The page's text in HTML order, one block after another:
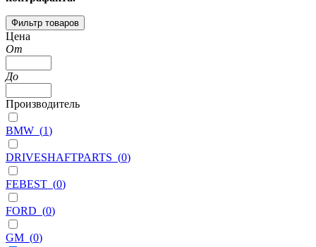
Фильтр товаров
Цена
От
До
Производитель
BMW (1)
DRIVESHAFTPARTS (0)
FEBEST (0)
FORD (0)
GM (0)